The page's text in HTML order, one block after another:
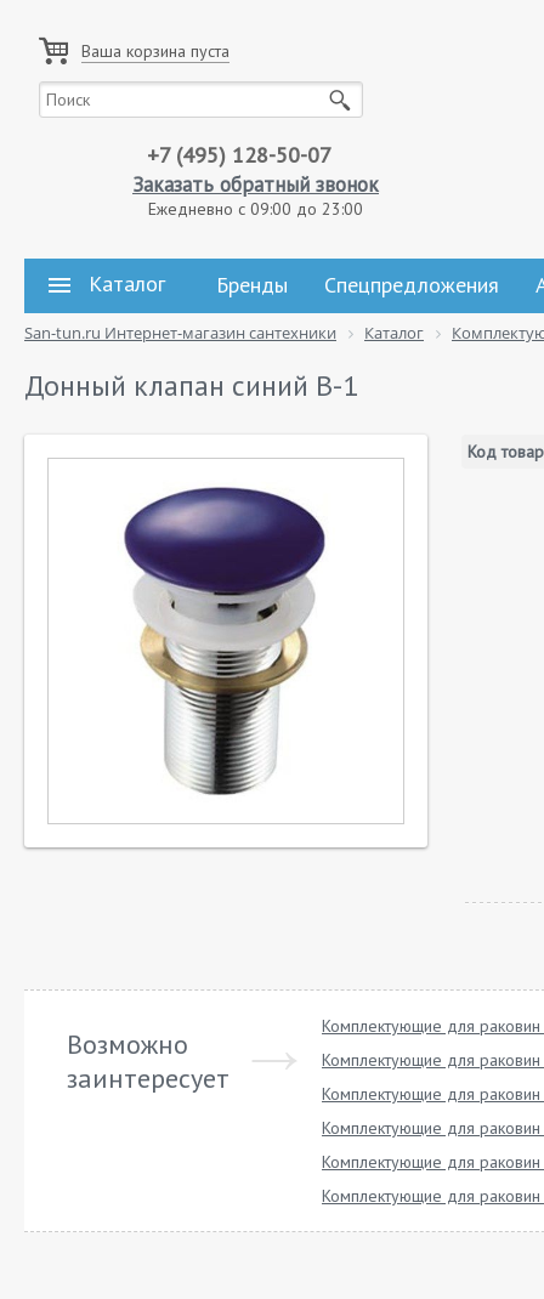
Ваша корзина пуста
+7 (495) 128-50-07
Заказать обратный звонок
Ежедневно с 09:00 до 23:00
Каталог Бренды Спецпредложения
San-tun.ru Интернет-магазин сантехники Каталог
Донный клапан синий B-1
Код
Возможно
заинтересует
Комплектующие для раковин
Комплектующие для
Комплектующие для
Комплектующие для
Комплектующие для раковин
Комплектующие для